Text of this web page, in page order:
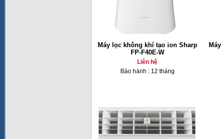
Máy lọc không khí tạo ion Sharp
FP-F40E-W
Liên hệ
Bảo hành : 12 tháng